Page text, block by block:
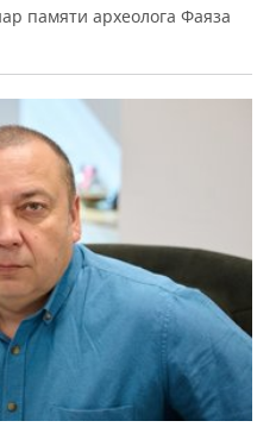
памяти археолога Фаяза